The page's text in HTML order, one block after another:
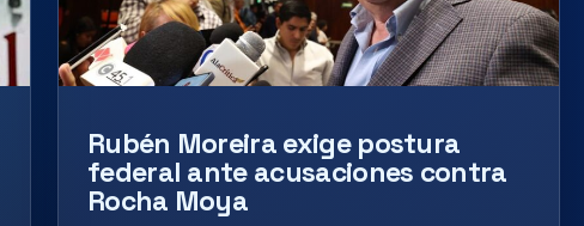
Rubén Moreira exige postura
federal ante acusaciones contra
Rocha Moya